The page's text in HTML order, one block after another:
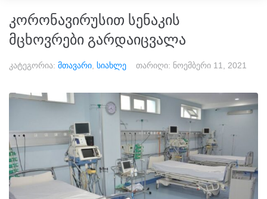
კორონავირუსით სენაკის
მცხოვრები გარდაიცვალა
კატეგორია: მთავარი სიახლე თარიღი: ნოემბერი 11, 2021